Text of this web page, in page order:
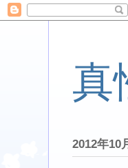
真
2012年10